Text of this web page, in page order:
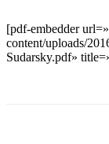
[pdf-embedder
content/uploads/
Sudarsky.pdf»